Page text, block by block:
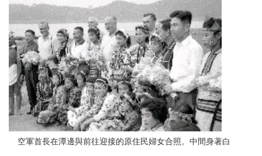
空軍首長在潭邊與前往迎接的原住民婦女合照。中間身著白